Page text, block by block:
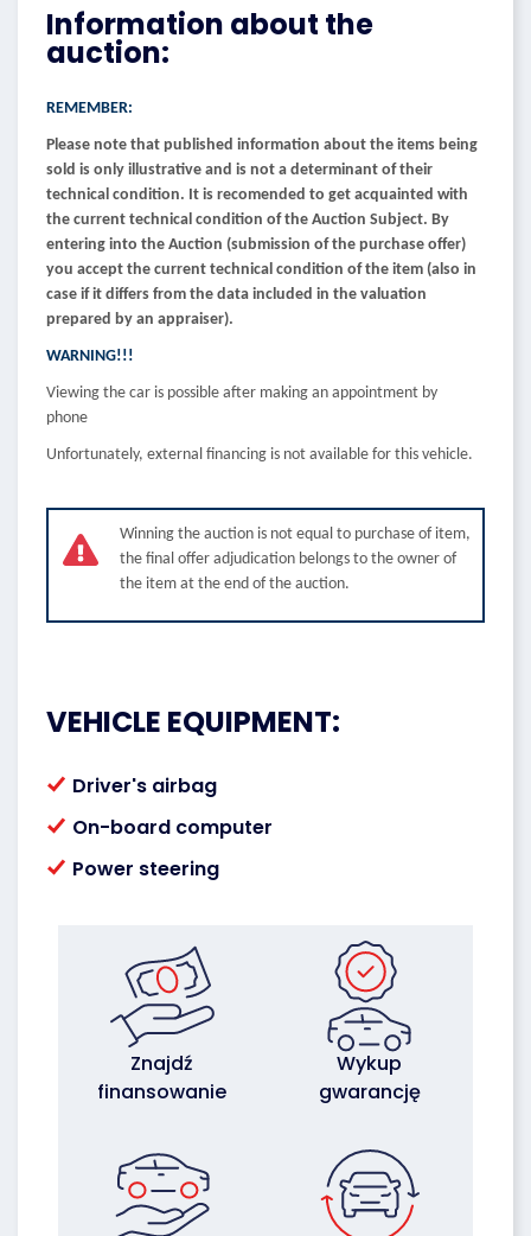
Information about the
auction:
REMEMBER:
Please note that published information about the items being
sold is only illustrative and is not a determinant of their
technical condition. It is recomended to get acquainted with
the current technical condition of the Auction Subject. By
entering into the Auction (submission of the purchase offer)
you accept the current technical condition of the item (also in
case if it differs from the data included in the valuation
prepared by an appraiser).
WARNING!!!
Viewing the car is possible after making an appointment by
phone
Unfortunately, external financing is not available for this vehicle.
Winning the auction is not equal to purchase of item,
the final offer adjudication belongs to the owner of
the item at the end of the auction.
VEHICLE EQUIPMENT:
Driver's airbag
On-board computer
Power steering
Znajdź
finansowanie
Wykup
gwarancję